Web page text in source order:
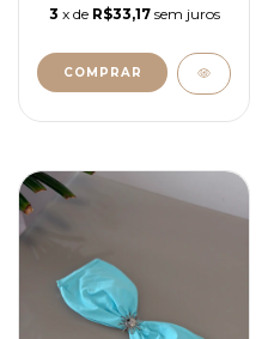
3 x de R$33,17 sem juros
COMPRAR